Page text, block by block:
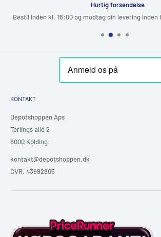
GENERELT
Forbindelse
Stikforbindelse
Hurtig forsendelse
Bestil inden kl. 16:00 og modtag din levering inden
KONTAKT
Depotshoppen Aps
Terlings allé 2
6000 Kolding
kontakt@depotshoppen.dk
CVR. 43992805